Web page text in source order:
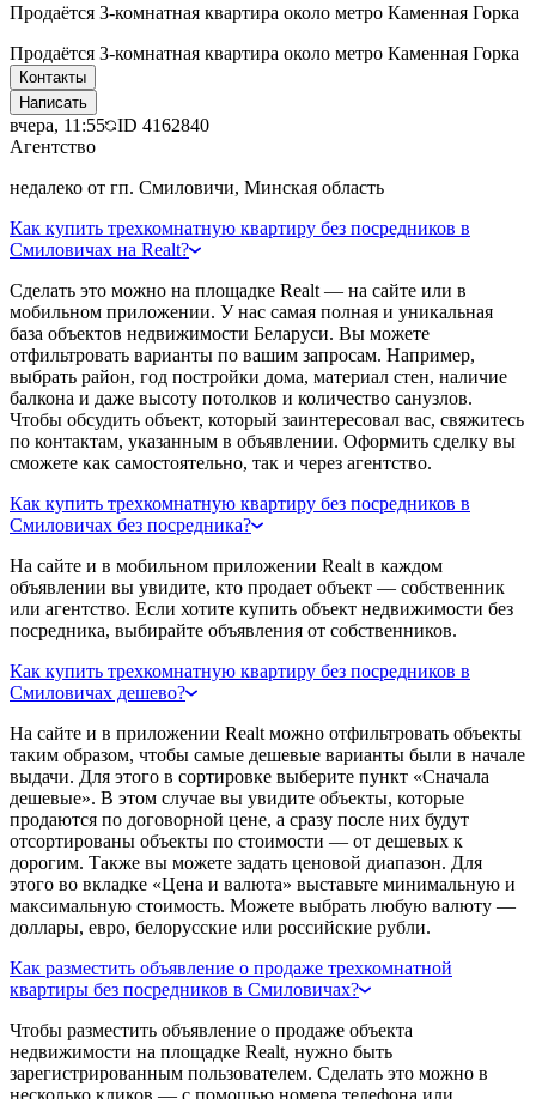
Продаётся 3-комнатная квартира около метро Каменная Горка
Продаётся 3-комнатная квартира около метро Каменная Горка
Контакты
Написать
вчера, 11:55 ID 4162840
Агентство
недалеко от гп. Смиловичи, Минская область
Как купить трехкомнатную квартиру без посредников в
Смиловичах на Realt?
Сделать это можно на площадке Realt — на сайте или в
мобильном приложении. У нас самая полная и уникальная
база объектов недвижимости Беларуси. Вы можете
отфильтровать варианты по вашим запросам. Например,
выбрать район, год постройки дома, материал стен, наличие
балкона и даже высоту потолков и количество санузлов.
Чтобы обсудить объект, который заинтересовал вас, свяжитесь
по контактам, указанным в объявлении. Оформить сделку вы
сможете как самостоятельно, так и через агентство.
Как купить трехкомнатную квартиру без посредников в
Смиловичах без посредника?
На сайте и в мобильном приложении Realt в каждом
объявлении вы увидите, кто продает объект — собственник
или агентство. Если хотите купить объект недвижимости без
посредника, выбирайте объявления от собственников.
Как купить трехкомнатную квартиру без посредников в
Смиловичах дешево?
На сайте и в приложении Realt можно отфильтровать объекты
таким образом, чтобы самые дешевые варианты были в начале
выдачи. Для этого в сортировке выберите пункт «Сначала
дешевые». В этом случае вы увидите объекты, которые
продаются по договорной цене, а сразу после них будут
отсортированы объекты по стоимости — от дешевых к
дорогим. Также вы можете задать ценовой диапазон. Для
этого во вкладке «Цена и валюта» выставьте минимальную и
максимальную стоимость. Можете выбрать любую валюту —
доллары, евро, белорусские или российские рубли.
Как разместить объявление о продаже трехкомнатной
квартиры без посредников в Смиловичах?
Чтобы разместить объявление о продаже объекта
недвижимости на площадке Realt, нужно быть
зарегистрированным пользователем. Сделать это можно в
несколько кликов — с помощью номера телефона или